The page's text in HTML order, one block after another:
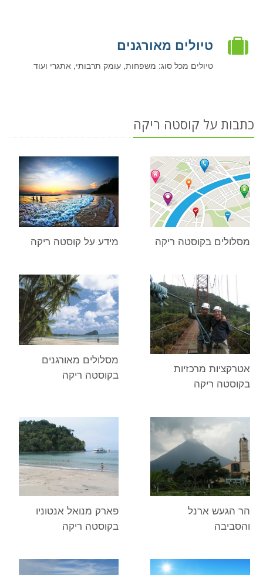
טיולים מאורגנים
טיולים מכל סוג: משפחות, עומק תרבותי, אתגרי ועוד
כתבות על קוסטה ריקה
מסלולים בקוסטה ריקה מידע על קוסטה ריקה
אטרקציות מרכזיות
בקוסטה ריקה
מסלולים מאורגנים
בקוסטה ריקה
הר הגעש ארנל
והסביבה
פארק מנואל אנטוניו
בקוסטה ריקה